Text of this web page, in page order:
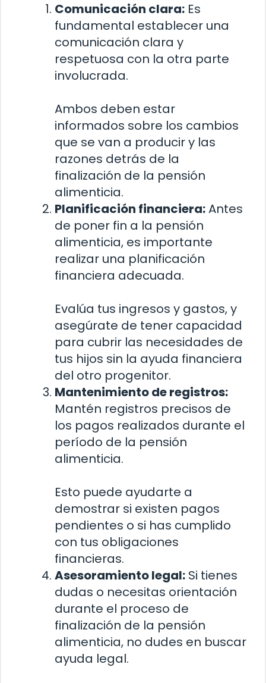
Comunicación clara: Es
fundamental establecer una
comunicación clara y
respetuosa con la otra parte
involucrada.
Ambos deben estar
informados sobre los cambios
que se van a producir y las
razones detrás de la
finalización de la pensión
alimenticia.
Planificación financiera:Antes
de poner fin a la pensión
alimenticia, es importante
realizar una planificación
financiera adecuada.
Evalúa tus ingresos y gastos, y
asegúrate de tener capacidad
para cubrir las necesidades de
tus hijos sin la ayuda financiera
del otro progenitor.
Mantenimiento de registros:
Mantén registros precisos de
los pagos realizados durante el
período de la pensión
alimenticia.
Esto puede ayudarte a
demostrar si existen pagos
pendientes o si has cumplido
con tus obligaciones
financieras.
Asesoramiento legal: Si tienes
dudas o necesitas orientación
durante el proceso de
finalización de la pensión
alimenticia, no dudes en buscar
ayuda legal.